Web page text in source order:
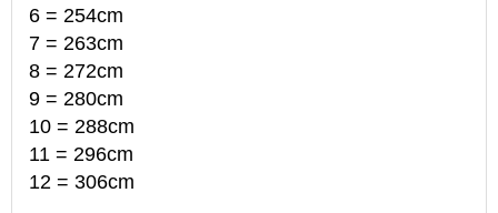
6 = 254cm
7 = 263cm
8 = 272cm
9 = 280cm
10 = 288cm
11 = 296cm
12 = 306cm